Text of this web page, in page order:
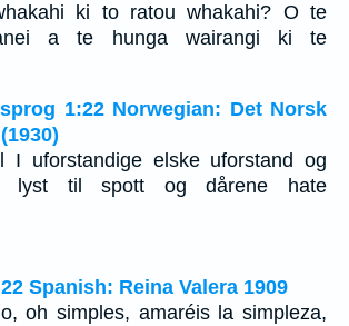
ki to ratou whakahi? O te
a te hunga wairangi ki te
1:22 Norwegian: Det Norsk
I uforstandige elske uforstand og
lyst til spott og dårene hate
Spanish: Reina Valera 1909
oh simples, amaréis la simpleza,